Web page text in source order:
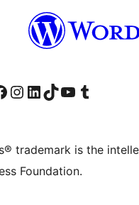
পেজ দেখুন
আমাদের ইন্সটাগ্রাম অ্যাকাউন্ট দেখুনআমাদের লিঙ্কডইন অ্যাকাউন্টে যানআমাদের TikTok অ্যাকাউন্টটি দেখুনআমাদের ইউটিউব চ্যানেলে যান আমাদের টাম্বলার অ্যাকাউন্ট দেখুন
trademark is the
Foundation.